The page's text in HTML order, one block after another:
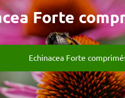
Forte
Echinacea Forte